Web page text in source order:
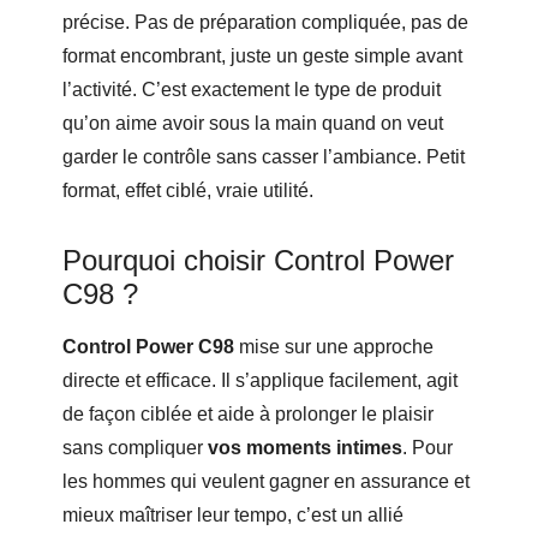
précise. Pas de préparation compliquée, pas de
format encombrant, juste un geste simple avant
l’activité. C’est exactement le type de produit
qu’on aime avoir sous la main quand on veut
garder le contrôle sans casser l’ambiance. Petit
format, effet ciblé, vraie utilité.
Pourquoi choisir Control Power
C98 ?
Control Power C98 mise sur une approche
directe et efficace. Il s’applique facilement, agit
de façon ciblée et aide à prolonger le plaisir
sans compliquer vos moments intimes. Pour
les hommes qui veulent gagner en assurance et
mieux maîtriser leur tempo, c’est un allié